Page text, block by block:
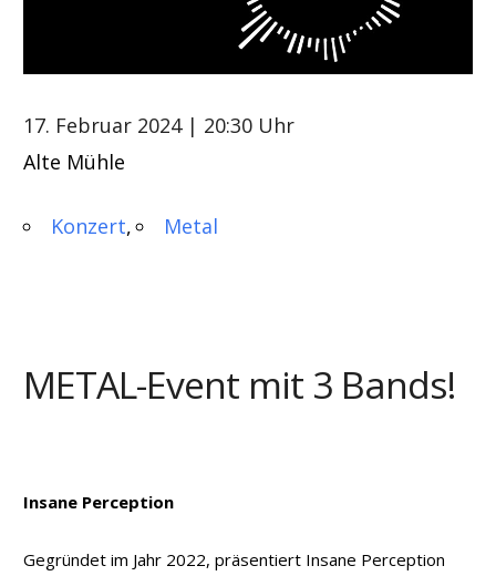
17. Februar 2024 | 20:30 Uhr
Alte Mühle
Konzert Metal
METAL-Event mit 3 Bands!
Insane Perception
Gegründet im Jahr 2022, präsentiert Insane Perception